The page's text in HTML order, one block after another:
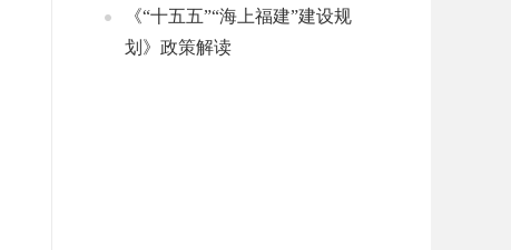
《“十五五”“海上福建”建设规
划》政策解读